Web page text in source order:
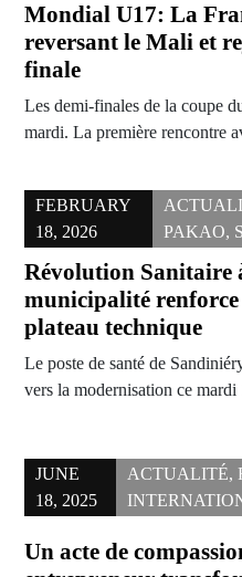
Mondial U17: La
reversant le Mali et
finale
Les demi-finales de la coupe
mardi. La première rencontre
FEBRUARY
18, 2026
PAKAO,
Révolution Sanitaire
municipalité renforce
plateau technique
Le poste de santé de
vers la modernisation ce
JUNE
18, 2025
ACTUALITÉ,
Un acte de